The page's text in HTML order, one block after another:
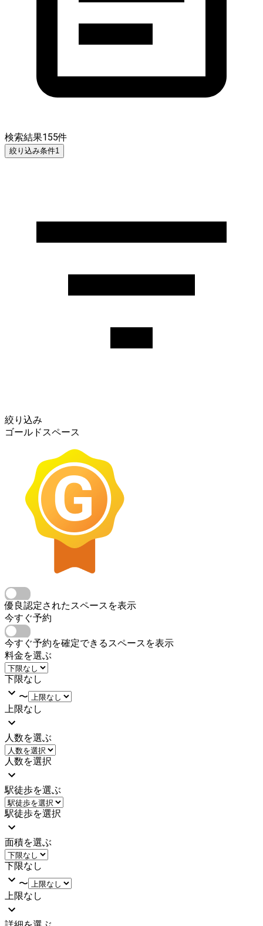
検索結果155件
絞り込み条件1
絞り込み
ゴールドスペース
優良認定されたスペースを表示
今すぐ予約
今すぐ予約を確定できるスペースを表示
料金を選ぶ
下限なし
〜
上限なし
人数を選ぶ
人数を選択
駅徒歩を選ぶ
駅徒歩を選択
面積を選ぶ
下限なし
〜
上限なし